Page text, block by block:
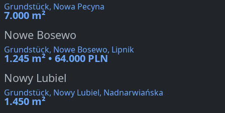
Grundstück, Nowa Pecyna
7.000 m²
Nowe Bosewo
Grundstück, Nowe Bosewo, Lipnik
1.245 m² • 64.000 PLN
Nowy Lubiel
Grundstück, Nowy Lubiel, Nadnarwiańska
1.450 m²